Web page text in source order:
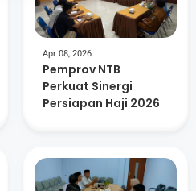
Apr 08, 2026
Pemprov NTB
Perkuat Sinergi
Persiapan Haji 2026